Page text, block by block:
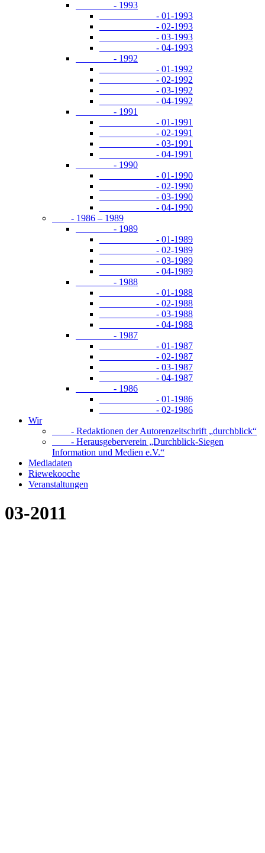
- 1993
- 01-1993
- 02-1993
- 03-1993
- 04-1993
- 1992
- 01-1992
- 02-1992
- 03-1992
- 04-1992
- 1991
- 01-1991
- 02-1991
- 03-1991
- 04-1991
- 1990
- 01-1990
- 02-1990
- 03-1990
- 04-1990
- 1986 – 1989
- 1989
- 01-1989
- 02-1989
- 03-1989
- 04-1989
- 1988
- 01-1988
- 02-1988
- 03-1988
- 04-1988
- 1987
- 01-1987
- 02-1987
- 03-1987
- 04-1987
- 1986
- 01-1986
- 02-1986
Wir
- Redaktionen der Autorenzeitschrift „durchblick“
- Herausgeberverein „Durchblick-Siegen
Information und Medien e.V.“
Mediadaten
Riewekooche
Veranstaltungen
03-2011